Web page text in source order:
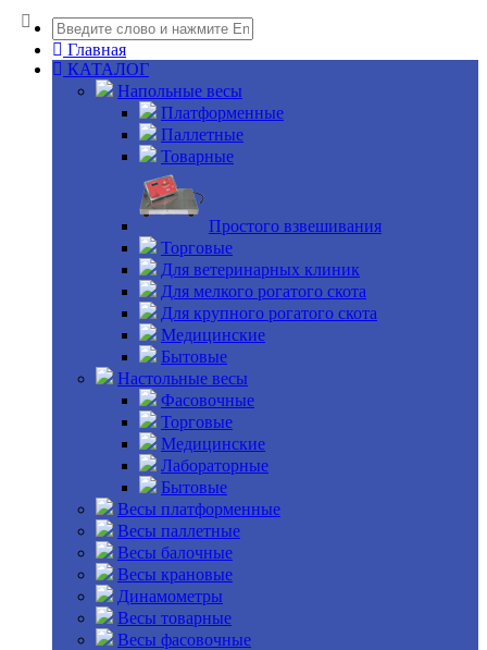
Главная
КАТАЛОГ
Напольные весы
Платформенные
Паллетные
Товарные
Простого взвешивания
Торговые
Для ветеринарных клиник
Для мелкого рогатого скота
Для крупного рогатого скота
Медицинские
Бытовые
Настольные весы
Фасовочные
Торговые
Медицинские
Лабораторные
Бытовые
Весы платформенные
Весы паллетные
Весы балочные
Весы крановые
Динамометры
Весы товарные
Весы фасовочные